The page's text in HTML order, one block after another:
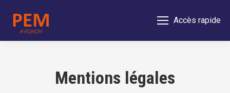
Accès rapide
Mentions légales